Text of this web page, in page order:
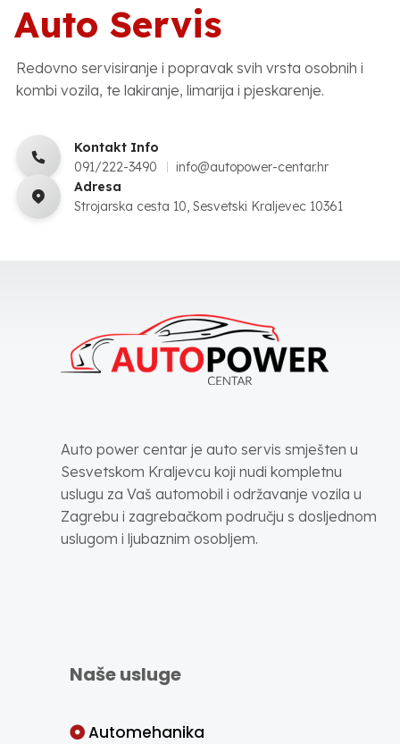
Auto Servis
Redovno servisiranje i popravak svih vrsta osobnih i
kombi vozila, te lakiranje, limarija i pjeskarenje.
Kontakt Info
091/222-3490
info@autopower-centar.hr
Adresa
Strojarska cesta 10, Sesvetski Kraljevec 10361
Auto power centar je auto servis smješten u
Sesvetskom Kraljevcu koji nudi kompletnu
uslugu za Vaš automobil i održavanje vozila u
Zagrebu i zagrebačkom području s dosljednom
uslugom i ljubaznim osobljem.
Naše usluge
Automehanika